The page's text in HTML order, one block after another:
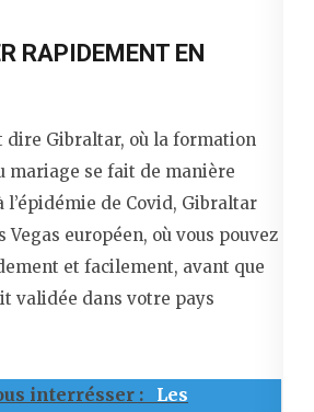
RAPIDEMENT EN
dire Gibraltar, où la formation
mariage se fait de manière
l’épidémie de Covid, Gibraltar
Vegas européen, où vous pouvez
et facilement, avant que
validée dans votre pays
interrésser :
Les